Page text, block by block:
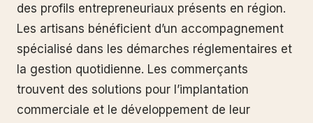
des profils entrepreneuriaux présents en région.
Les artisans bénéficient d’un accompagnement
spécialisé dans les démarches réglementaires et
la gestion quotidienne. Les commerçants
trouvent des solutions pour l’implantation
commerciale et le développement de leur